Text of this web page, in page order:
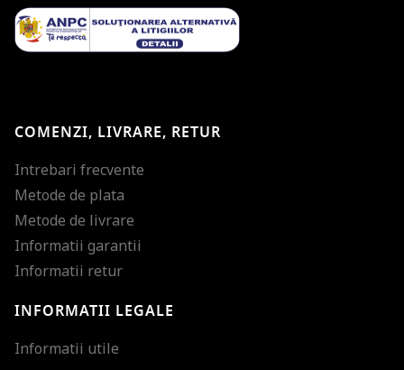
COMENZI, LIVRARE, RETUR
Intrebari frecvente
Metode de plata
Metode de livrare
Informatii garantii
Informatii retur
INFORMATII LEGALE
Informatii utile